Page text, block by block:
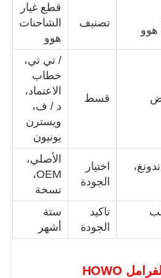
هوو
تصنيف
قطع غيار
الشاحنات
هوو
قسط
/ تي تي،
خطاب
الاعتماد،
د / ف،
ويسترن
يونيون
اختيار
الجودة
الأصلي،
OEM،
نسخة
تاكيد
الجودة
ستة
أشهر
غرفة الفرامل HOWO